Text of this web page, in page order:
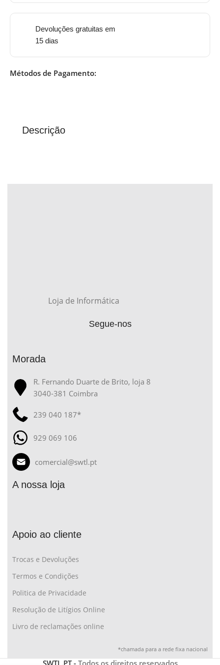
Devoluções gratuitas em
15 dias
Métodos de Pagamento:
Descrição
Loja de Informática
Segue-nos
Morada
R. Fernando Duarte de Brito, loja 8
3040-381 Coimbra
239 040 187*
929 069 106
comercial@swtl.pt
A nossa loja
Apoio ao cliente
Trocas e Devoluções
Termos e Condições
Politica de Privacidade
Resolução de Litígios Online
Livro de reclamações online
*chamada para a rede fixa nacional
SWTL.PT - Todos os direitos reservados